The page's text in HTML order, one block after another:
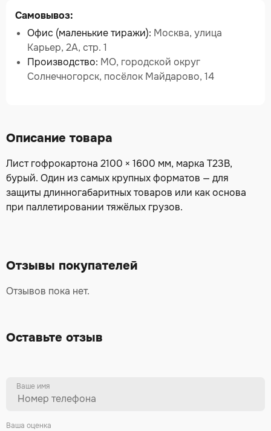
Самовывоз:
Офис (маленькие тиражи): Москва, улица
Карьер, 2А, стр. 1
Производство: МО, городской округ
Солнечногорск, посёлок Майдарово, 14
Описание товара
Лист гофрокартона 2100 × 1600 мм, марка Т23В,
бурый. Один из самых крупных форматов — для
защиты длинногабаритных товаров или как основа
при паллетировании тяжёлых грузов.
Отзывы покупателей
Отзывов пока нет.
Оставьте отзыв
Ваше имя
Ваша оценка